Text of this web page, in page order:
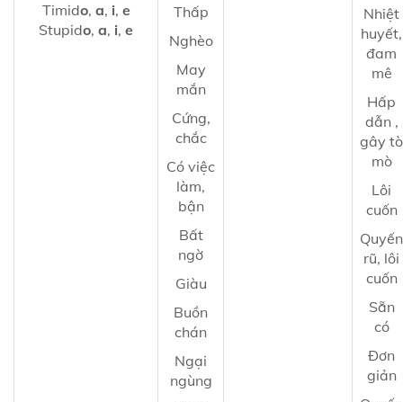
Timido, a, i, e
Stupido, a, i, e
Thấp
Nghèo
May
mắn
Cứng,
chắc
Có việc
làm,
bận
Bất
ngờ
Giàu
Buồn
chán
Ngại
ngùng
Nhiệt
huyết,
đam
mê
Hấp
dẫn ,
gây tò
mò
Lôi
cuốn
Quyến
rũ, lôi
cuốn
Sẵn
có
Đơn
giản